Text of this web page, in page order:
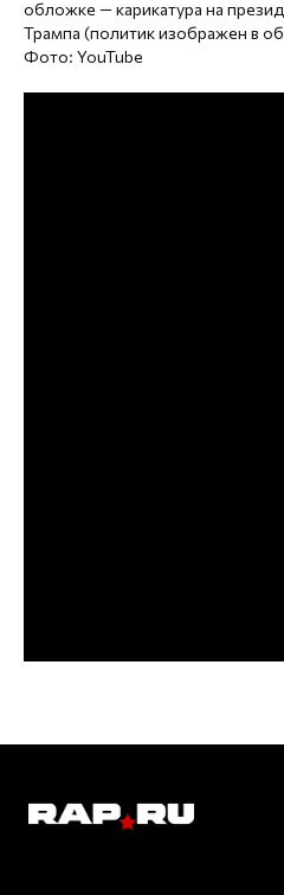
обложке — карикатура на
Трампа (политик изображен в
Фото: YouTube